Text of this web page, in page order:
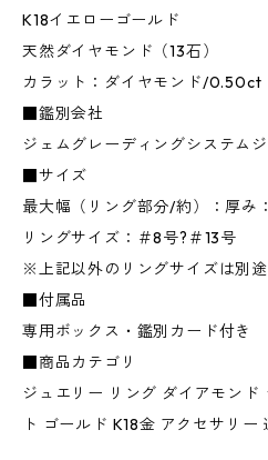
K18イエローゴールド
天然ダイヤモンド（13石）
カラット：ダイヤモンド/0.50ct
■鑑別会社
ジェムグレーディングシステム
■サイズ
最大幅（リング部分/約）：厚み
リングサイズ：＃8号?＃13号
※上記以外のリングサイズは別
■付属品
専用ボックス・鑑別カード付き
■商品カテゴリ
ジュエリー リング ダイアモンド
ト ゴールド K18金 アクセサリー